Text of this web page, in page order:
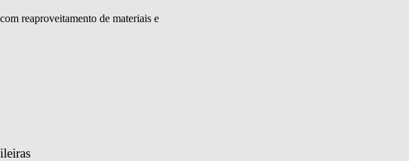
reaproveitamento de materiais e